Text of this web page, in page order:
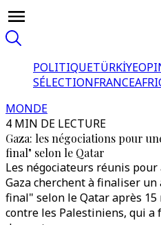
POLITIQUETÜRKİYE
SÉLECTIONFRANCE
MONDE
4 MIN DE LECTURE
Gaza: les négociations pour
final" selon le Qatar
Les négociateurs réunis
Gaza cherchent à finaliser un
final" selon le Qatar après
contre les Palestiniens, qui